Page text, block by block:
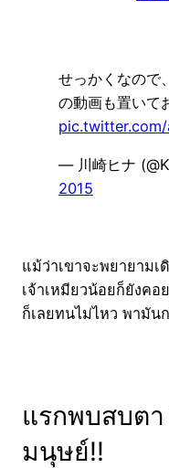
せっかくなので
の動画も置いて
— 川崎ヒナ
2015
แม้ว่าเขาจะพยายาม
เจ้าเหมียวน้อยก็ยังค
ก็เลยทนไม่ไหว พามัน
แรกพบสบตา
มนุษย์!!